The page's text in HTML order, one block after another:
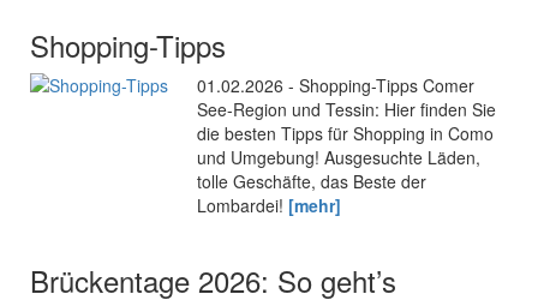
Shopping-Tipps
01.02.2026 - Shopping-Tipps Comer
See-Region und Tessin: Hier finden Sie
die besten Tipps für Shopping in Como
und Umgebung! Ausgesuchte Läden,
tolle Geschäfte, das Beste der
Lombardei! [mehr]
Brückentage 2026: So geht’s